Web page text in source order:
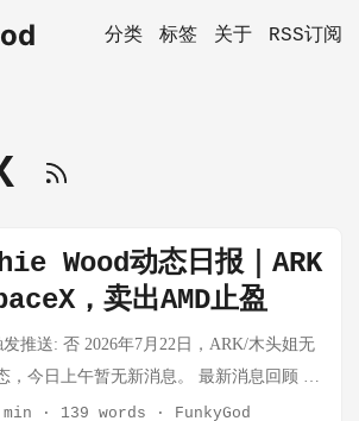
分类 标签 关于 RSS订阅
Wood动态日报｜ARK
，卖出AMD止盈
推送: 否 2026年7月22日，ARK/木头姐无
，今日上午暂无新消息。 最新消息回顾 (7
买入$1800万SpaceX + 国防股 📰 Cathie
· 139 words · FunkyGod